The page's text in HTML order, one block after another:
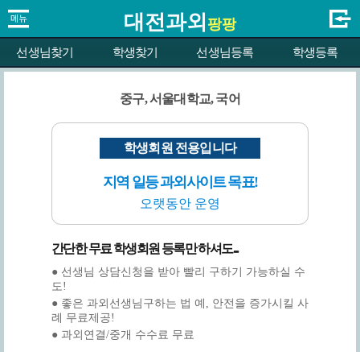
대전과외 팡팡
선생님찾기 학생찾기 선생님등록 학생등록
중구, 서울대학교, 국어
학생회원 전용입니다
지역 일등 과외사이트 목표!
오랫동안 운영
간단한 무료 학생회원 등록만 하셔도...
● 선생님 상담신청을 받아 빨리 구하기 가능하실 수
도!
● 좋은 과외선생님구하는 법 예, 안전을 증가시킬 사
례 무료제공!
● 과외연결/중개 수수료 무료